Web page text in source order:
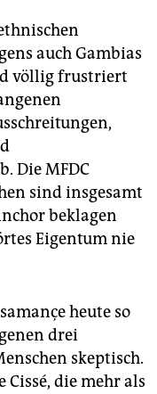
unterstützt.
2007.auch Gambias
völlig frustriert
Die MFDC
sind insgesamt
beklagen
Eigentum nie
heute so
drei
skeptisch.
die mehr als